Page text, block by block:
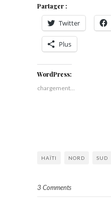
Partager :
Twitter
Plus
WordPress:
chargement…
HAÏTI NORD SUD
3 Comments